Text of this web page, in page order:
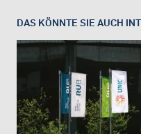
DAS KÖNNTE SIE AUCH